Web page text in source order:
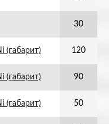
30
(габарит) 120
(габарит) 90
(габарит) 50